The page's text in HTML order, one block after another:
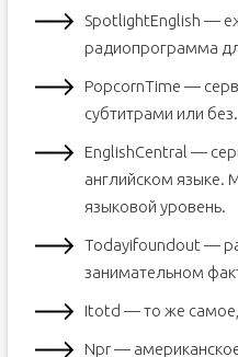
SpotlightEnglish —
радиопрограмма
PopcornTime —
субтитрами или без.
EnglishCentral —
английском языке.
языковой уровень.
Todayifoundout —
занимательном
Itotd — то же самое,
Npr —